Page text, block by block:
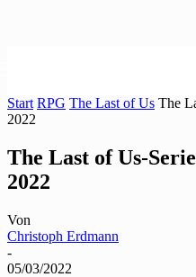
Start RPG The Last of Us The
2022
The Last of Us-
2022
Von
Christoph Erdmann
-
05/03/2022